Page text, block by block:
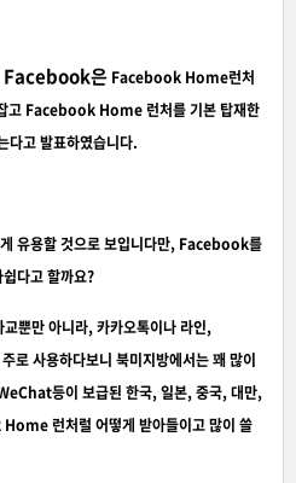
Facebook은 Facebook Home런처
고 Facebook Home 런처를 기본 탑재한
다고 발표하였습니다.
유용할 것으로 보입니다만, Facebook를
다고 할까요?
뿐만 아니라, 카카오톡이나 라인,
사용하다보니 북미지방에서는 꽤 많이
등이 보급된 한국, 일본, 중국, 대만,
런처럴 어떻게 받아들이고 많이 쓸